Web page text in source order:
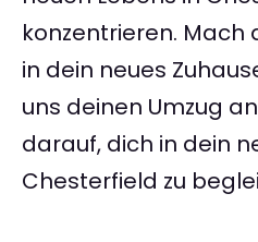
konzentrieren. Mach
in dein neues
uns deinen Umzug
darauf, dich in dein
Chesterfield zu